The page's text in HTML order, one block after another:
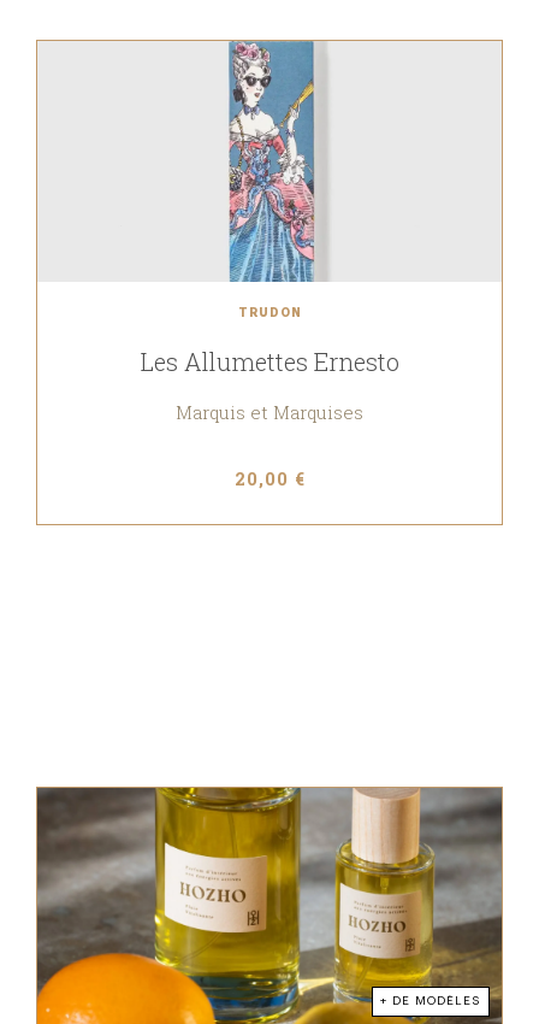
TRUDON
Les Allumettes Ernesto
Marquis et Marquises
20,00 €
+ DE MODÈLES